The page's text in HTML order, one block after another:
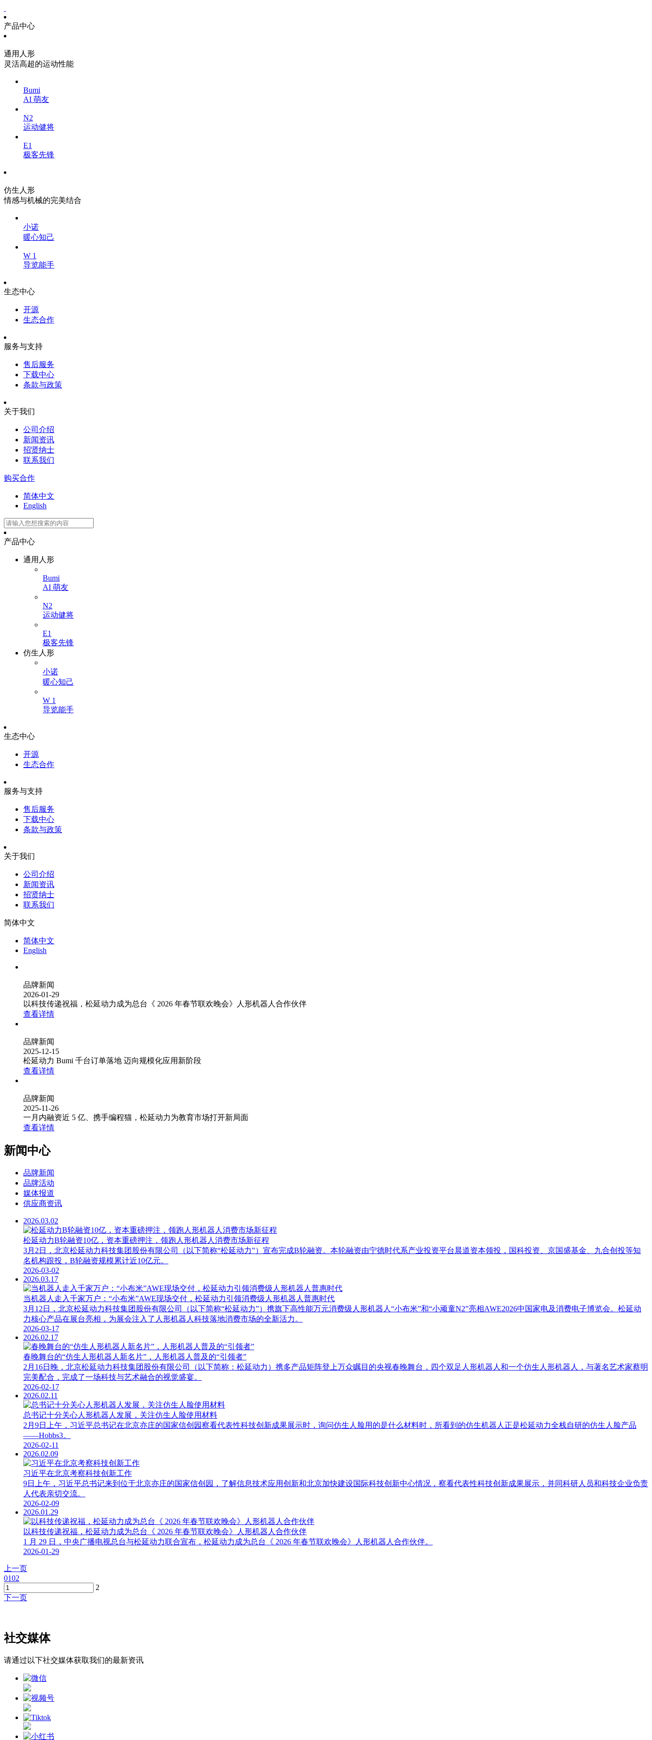
产品中心
通用人形
灵活高超的运动性能
Bumi
AI 萌友
N2
运动健将
E1
极客先锋
仿生人形
情感与机械的完美结合
小诺
暖心知己
W 1
导览能手
生态中心
开源
生态合作
服务与支持
售后服务
下载中心
条款与政策
关于我们
公司介绍
新闻资讯
招贤纳士
联系我们
购买合作
简体中文
English
产品中心
通用人形
Bumi
AI 萌友
N2
运动健将
E1
极客先锋
仿生人形
小诺
暖心知己
W 1
导览能手
生态中心
开源
生态合作
服务与支持
售后服务
下载中心
条款与政策
关于我们
公司介绍
新闻资讯
招贤纳士
联系我们
简体中文
简体中文
English
品牌新闻
2026-01-29
以科技传递祝福，松延动力成为总台《 2026 年春节联欢晚会》人形机器人合作伙伴
查看详情
品牌新闻
2025-12-15
松延动力 Bumi 千台订单落地 迈向规模化应用新阶段
查看详情
品牌新闻
2025-11-26
一月内融资近 5 亿、携手编程猫，松延动力为教育市场打开新局面
查看详情
新闻中心
品牌新闻
品牌活动
媒体报道
供应商资讯
2026.03.02
松延动力B轮融资10亿，资本重磅押注，领跑人形机器人消费市场新征程
3月2日，北京松延动力科技集团股份有限公司（以下简称“松延动力”）宣布完成B轮融资。本轮融资由宁德时代系产业投资平台晨道资本领投，国科投资、京国盛基金、九合创投等知
名机构跟投，B轮融资规模累计近10亿元。
2026-03-02
2026.03.17
当机器人走入千家万户：“小布米”AWE现场交付，松延动力引领消费级人形机器人普惠时代
3月12日，北京松延动力科技集团股份有限公司（以下简称“松延动力”）携旗下高性能万元消费级人形机器人“小布米”和“小顽童N2”亮相AWE2026中国家电及消费电子博览会。松延动
力核心产品在展台亮相，为展会注入了人形机器人科技落地消费市场的全新活力。
2026-03-17
2026.02.17
春晚舞台的“仿生人形机器人新名片”，人形机器人普及的“引领者”
2月16日晚，北京松延动力科技集团股份有限公司（以下简称：松延动力）携多产品矩阵登上万众瞩目的央视春晚舞台，四个双足人形机器人和一个仿生人形机器人，与著名艺术家蔡明
完美配合，完成了一场科技与艺术融合的视觉盛宴。
2026-02-17
2026.02.11
总书记十分关心人形机器人发展，关注仿生人脸使用材料
2月9日上午，习近平总书记在北京亦庄的国家信创园察看代表性科技创新成果展示时，询问仿生人脸用的是什么材料时，所看到的仿生机器人正是松延动力全栈自研的仿生人脸产品
——Hobbs3。
2026-02-11
2026.02.09
习近平在北京考察科技创新工作
9日上午，习近平总书记来到位于北京亦庄的国家信创园，了解信息技术应用创新和北京加快建设国际科技创新中心情况，察看代表性科技创新成果展示，并同科研人员和科技企业负责
人代表亲切交流。
2026-02-09
2026.01.29
以科技传递祝福，松延动力成为总台《 2026 年春节联欢晚会》人形机器人合作伙伴
1 月 29 日，中央广播电视总台与松延动力联合宣布，松延动力成为总台《 2026 年春节联欢晚会》人形机器人合作伙伴。
2026-01-29
上一页
0102
2
下一页
社交媒体
请通过以下社交媒体获取我们的最新资讯